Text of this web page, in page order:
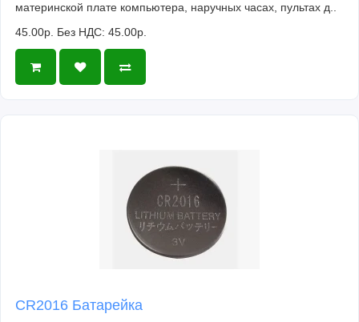
материнской плате компьютера, наручных часах, пультах д..
45.00р. Без НДС: 45.00р.
CR2016 Батарейка